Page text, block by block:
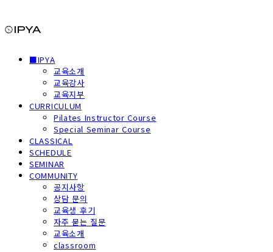
■IPYA
교육소개
교육강사
교육지부
CURRICULUM
Pilates Instructor Course
Special Seminar Course
CLASSICAL
SCHEDULE
SEMINAR
COMMUNITY
공지사항
상담 문의
교육생 후기
자주 묻는 질문
교육소개
classroom